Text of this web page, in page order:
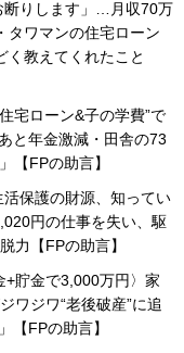
断りします」…月収70万
タワマンの住宅ローン
く教えてくれたこと
宅ローン&子の学費”で
と年金激減・田舎の73
【FPの助言】
活保護の財源、知ってい
円の仕事を失い、駆
力【FPの助言】
+貯金で3,000万円〉家
ワジワ“老後破産”に追
【FPの助言】